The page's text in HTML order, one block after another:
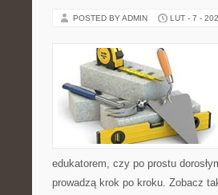
POSTED BY ADMIN LUT - 7 -
edukatorem, czy po prostu
prowadzą krok po kroku. Zobacz